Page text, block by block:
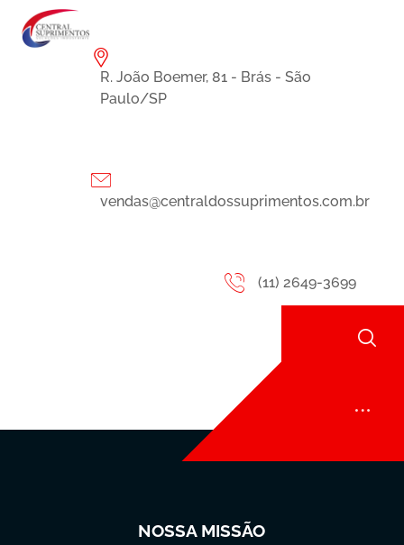
R. João Boemer, 81 - Brás - São
Paulo/SP
vendas@centraldossuprimentos.com.br
(11) 2649-3699
NOSSA MISSÃO